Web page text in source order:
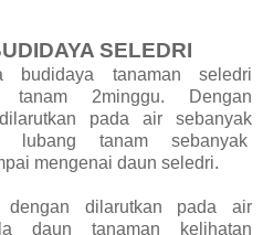
SELEDRI
budidaya tanaman seledri
2minggu. Dengan
pada air sebanyak
lubang tanam sebanyak
mengenai daun seledri.
dilarutkan pada air
daun tanaman kelihatan